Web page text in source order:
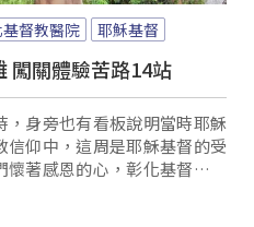
督教醫院 耶穌基督
闖關體驗苦路14站
身旁也有看板說明當時耶穌
仰中，這周是耶穌基督的受
著感恩的心，彰化基督教醫
，透過寓教於樂的闖關的方